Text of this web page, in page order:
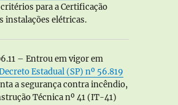
para a Certificação
instalações elétricas.
– Entrou em vigor em
Estadual (SP) nº 56.819
a segurança contra incêndio,
Técnica nº 41 (IT-41)